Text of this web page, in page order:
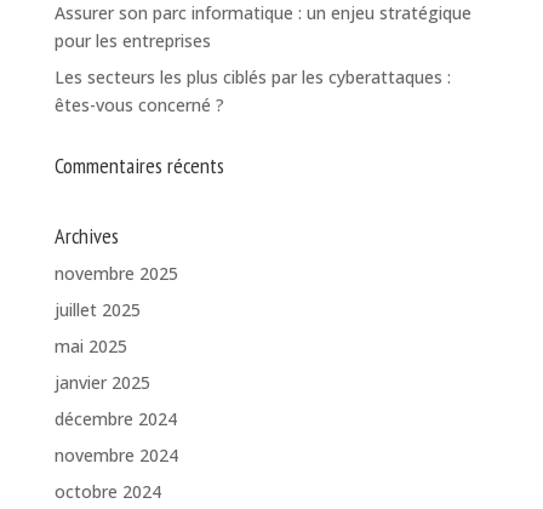
Assurer son parc informatique : un enjeu stratégique
pour les entreprises
Les secteurs les plus ciblés par les cyberattaques :
êtes-vous concerné ?
Commentaires récents
Archives
novembre 2025
juillet 2025
mai 2025
janvier 2025
décembre 2024
novembre 2024
octobre 2024